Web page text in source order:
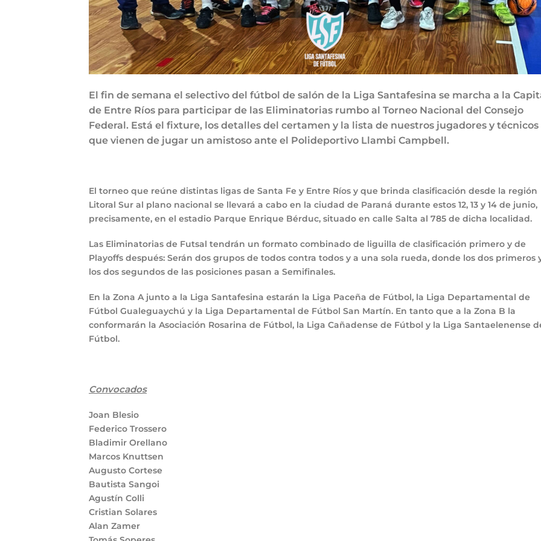
El fin de semana el selectivo del fútbol de salón de la Liga Santafesina se marcha a la
de Entre Ríos para participar de las Eliminatorias rumbo al Torneo Nacional del Consejo
Federal. Está el fixture, los detalles del certamen y la lista de nuestros jugadores y técnicos
que vienen de jugar un amistoso ante el Polideportivo Llambi Campbell.
El torneo que reúne distintas ligas de Santa Fe y Entre Ríos y que brinda clasificación desde la región
Litoral Sur al plano nacional se llevará a cabo en la ciudad de Paraná durante estos 12, 13 y 14 de junio,
precisamente, en el estadio Parque Enrique Bérduc, situado en calle Salta al 785 de dicha localidad.
Las Eliminatorias de Futsal tendrán un formato combinado de liguilla de clasificación primero y de
Playoffs después: Serán dos grupos de todos contra todos y a una sola rueda, donde los dos primeros
los dos segundos de las posiciones pasan a Semifinales.
En la Zona A junto a la Liga Santafesina estarán la Liga Paceña de Fútbol, la Liga Departamental de
Fútbol Gualeguaychú y la Liga Departamental de Fútbol San Martín. En tanto que a la Zona B la
conformarán la Asociación Rosarina de Fútbol, la Liga Cañadense de Fútbol y la Liga Santaelenense
Fútbol.
Convocados
Joan Blesio
Federico Trossero
Bladimir Orellano
Marcos Knuttsen
Augusto Cortese
Bautista Sangoi
Agustín Colli
Cristian Solares
Alan Zamer